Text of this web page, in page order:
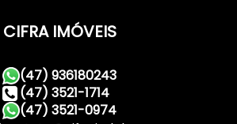
CIFRA IMÓVEIS
(47) 936180243
(47) 3521-1714
(47) 3521-0974